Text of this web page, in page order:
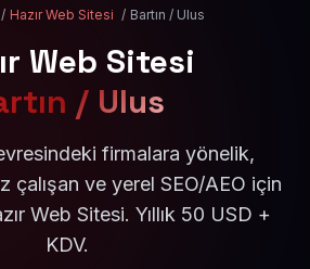
/ Hazır Web Sitesi / Bartın / Ulus
Web Sitesi
/ Ulus
firmalara yönelik,
çalışan ve yerel SEO/AEO için
Web Sitesi. Yıllık 50 USD +
KDV.